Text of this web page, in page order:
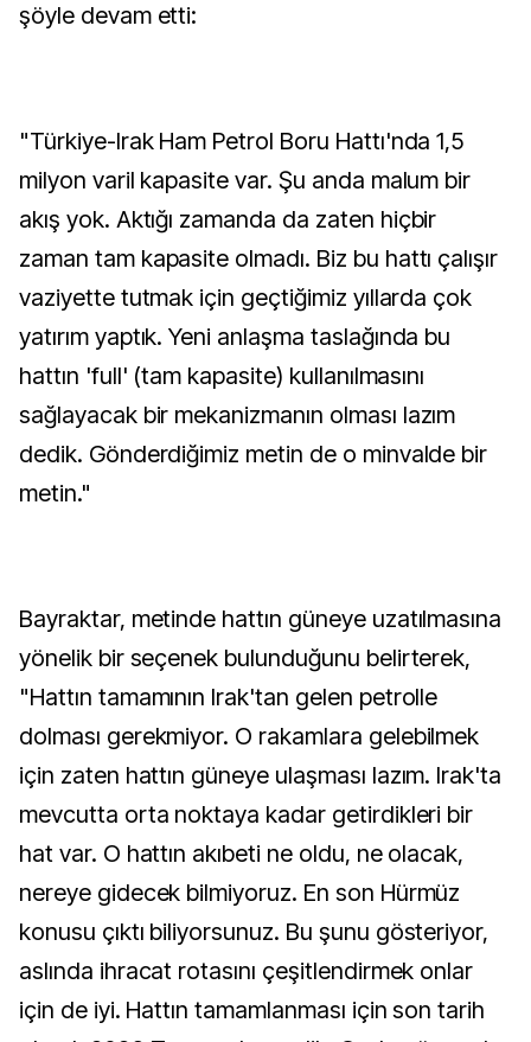
şöyle devam etti:
"Türkiye-Irak Ham Petrol Boru Hattı'nda 1,5
milyon varil kapasite var. Şu anda malum bir
akış yok. Aktığı zamanda da zaten hiçbir
zaman tam kapasite olmadı. Biz bu hattı çalışır
vaziyette tutmak için geçtiğimiz yıllarda çok
yatırım yaptık. Yeni anlaşma taslağında bu
hattın 'full' (tam kapasite) kullanılmasını
sağlayacak bir mekanizmanın olması lazım
dedik. Gönderdiğimiz metin de o minvalde bir
metin."
Bayraktar, metinde hattın güneye uzatılmasına
yönelik bir seçenek bulunduğunu belirterek,
"Hattın tamamının Irak'tan gelen petrolle
dolması gerekmiyor. O rakamlara gelebilmek
için zaten hattın güneye ulaşması lazım. Irak'ta
mevcutta orta noktaya kadar getirdikleri bir
hat var. O hattın akıbeti ne oldu, ne olacak,
nereye gidecek bilmiyoruz. En son Hürmüz
konusu çıktı biliyorsunuz. Bu şunu gösteriyor,
aslında ihracat rotasını çeşitlendirmek onlar
için de iyi. Hattın tamamlanması için son tarih